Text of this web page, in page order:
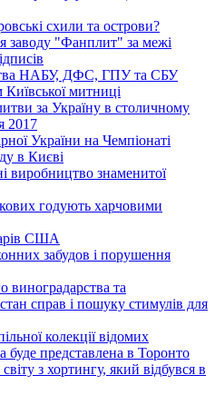
схили та острови?
заводу "Фанплит" за межі
НАБУ, ДФС, ГПУ та СБУ
митниці
за Україну в столичному
2017
України на Чемпіонаті
в Києві
виробництво знаменитої
годують харчовими
США
забудов і порушення
виноградарства та
справ і пошуку стимулів для
колекції відомих
буде представлена в Торонто
з хортингу, який відбувся в